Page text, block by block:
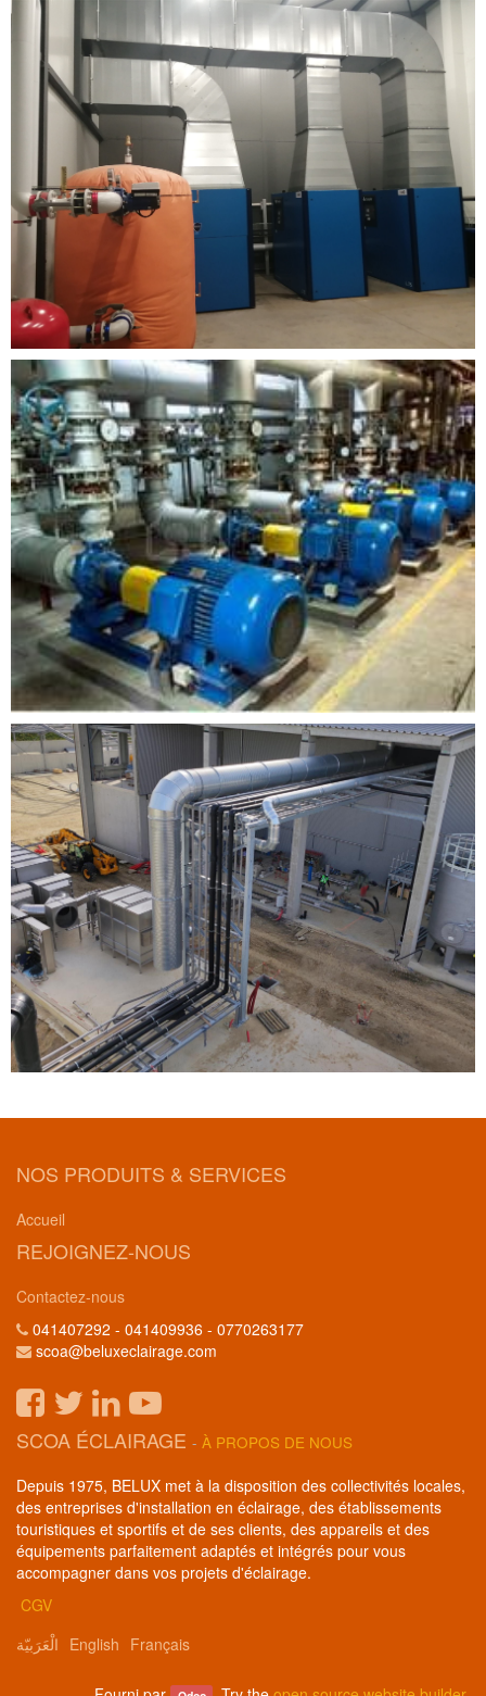
NOS PRODUITS & SERVICES
Accueil
REJOIGNEZ-NOUS
Contactez-nous
041407292 - 041409936 - 0770263177
scoa@beluxeclairage.com
SCOA ÉCLAIRAGE - À PROPOS DE NOUS
Depuis 1975, BELUX met à la disposition des collectivités locales,
des entreprises d'installation en éclairage, des établissements
touristiques et sportifs et de ses clients, des appareils et des
équipements parfaitement adaptés et intégrés pour vous
accompagner dans vos projets d'éclairage.
CGV
الْعَرَبيّة English Français